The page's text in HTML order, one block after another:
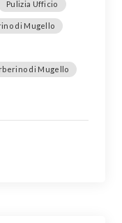
Pulizia Ufficio
di Mugello
di Mugello